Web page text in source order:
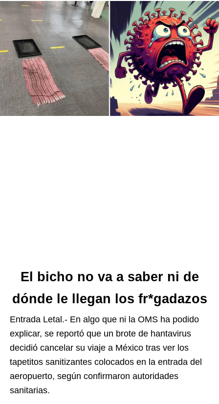
El bicho no va a saber ni de
dónde le llegan los fr*gadazos
Entrada Letal.- En algo que ni la OMS ha podido
explicar, se reportó que un brote de hantavirus
decidió cancelar su viaje a México tras ver los
tapetitos sanitizantes colocados en la entrada del
aeropuerto, según confirmaron autoridades
sanitarias.